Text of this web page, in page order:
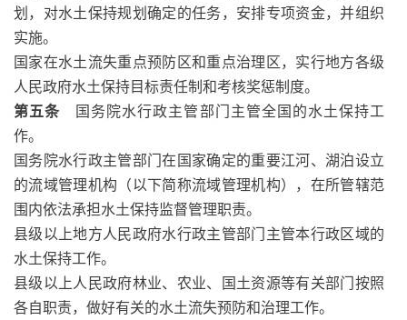
划，对水土保持规划确定的任务，安排专项资金，并组织
实施。
国家在水土流失重点预防区和重点治理区，实行地方各级
人民政府水土保持目标责任制和考核奖惩制度。
第五条 国务院水行政主管部门主管全国的水土保持工
作。
国务院水行政主管部门在国家确定的重要江河、湖泊设立
的流域管理机构（以下简称流域管理机构），在所管辖范
围内依法承担水土保持监督管理职责。
县级以上地方人民政府水行政主管部门主管本行政区域的
水土保持工作。
县级以上人民政府林业、农业、国土资源等有关部门按照
各自职责，做好有关的水土流失预防和治理工作。